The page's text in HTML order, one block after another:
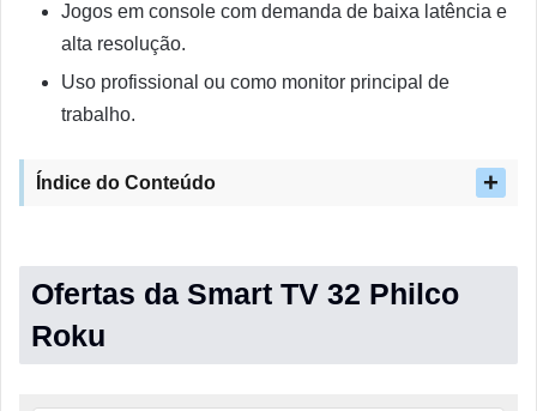
Jogos em console com demanda de baixa latência e
alta resolução.
Uso profissional ou como monitor principal de
trabalho.
Índice do Conteúdo
Ofertas da Smart TV 32 Philco
Roku